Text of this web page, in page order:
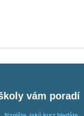
vám poradí